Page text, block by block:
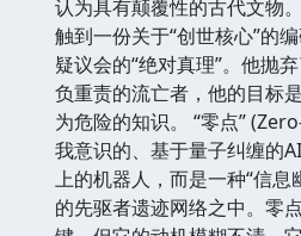
认为具有颠覆性的古代文物
触到一份关于“创世核心”的
疑议会的“绝对真理”。他抛
负重责的流亡者，他的目标
为危险的知识。 “零点”
我意识的、基于量子纠缠的
上的机器人，而是一种“信息
的先驱者遗迹网络之中。零